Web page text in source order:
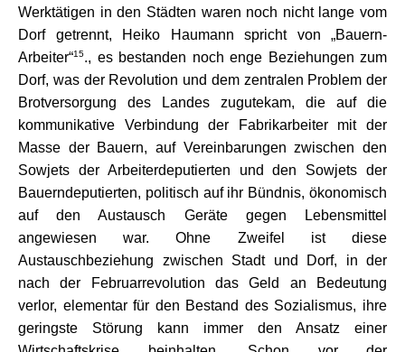
Werktätigen in den Städten waren noch nicht lange vom
Dorf getrennt, Heiko Haumann spricht von „Bauern-
Arbeiter“15., es bestanden noch enge Beziehungen zum
Dorf, was der Revolution und dem zentralen Problem der
Brotversorgung des Landes zugutekam, die auf die
kommunikative Verbindung der Fabrikarbeiter mit der
Masse der Bauern, auf Vereinbarungen zwischen den
Sowjets der Arbeiterdeputierten und den Sowjets der
Bauerndeputierten, politisch auf ihr Bündnis, ökonomisch
auf den Austausch Geräte gegen Lebensmittel
angewiesen war. Ohne Zweifel ist diese
Austauschbeziehung zwischen Stadt und Dorf, in der
nach der Februarrevolution das Geld an Bedeutung
verlor, elementar für den Bestand des Sozialismus, ihre
geringste Störung kann immer den Ansatz einer